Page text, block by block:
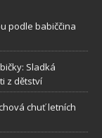
podle babiččina
Sladká
z dětství
chuť letních